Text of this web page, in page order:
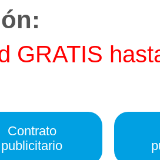
GRATIS
Contrato
publicitario